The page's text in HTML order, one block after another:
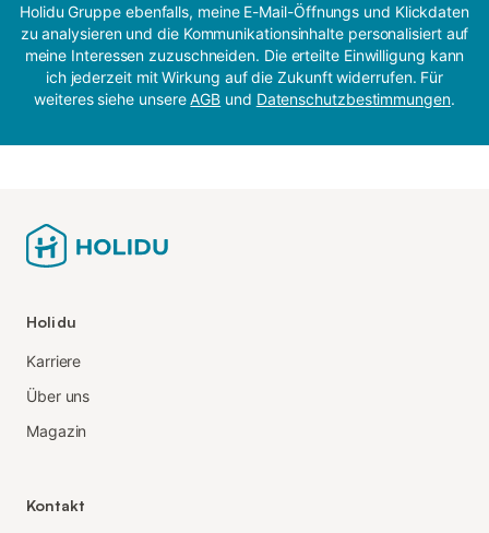
Holidu Gruppe ebenfalls, meine E-Mail-Öffnungs und Klickdaten
zu analysieren und die Kommunikationsinhalte personalisiert auf
meine Interessen zuzuschneiden. Die erteilte Einwilligung kann
ich jederzeit mit Wirkung auf die Zukunft widerrufen. Für
weiteres siehe unsereAGB und Datenschutzbestimmungen.
Holidu
Karriere
Über uns
Magazin
Kontakt